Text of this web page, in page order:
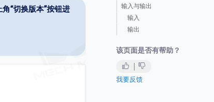
输入与输出
输入
输出
该页面是否有帮助？
我要反馈
“切换版本”按钮进